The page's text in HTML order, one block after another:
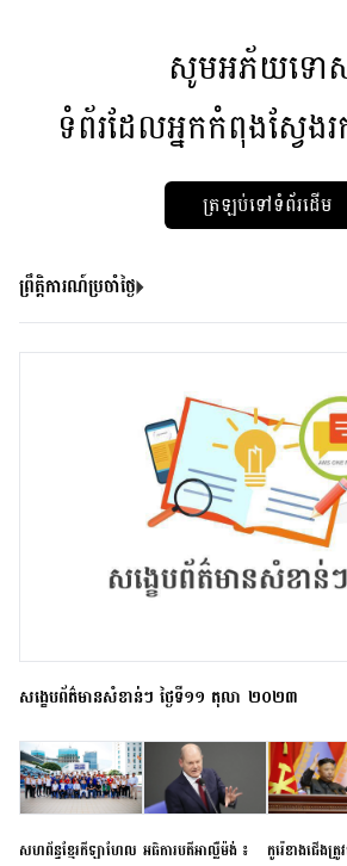
សូមអភ័យទោ
ទំព័រដែលអ្នកកំពុងស្វែង
ត្រឡប់ទៅទំព័រដើម
ព្រឹត្តិការណ៍ប្រចាំថ្ងៃ
សង្ខេបព័ត៌មានសំខាន់ៗ ថ្ងៃទី១១ តុលា ២០២៣
សហព័ន្ធខ្មែរកីឡាហែល អធិការបតីអាល្លឺម៉ង់ ៖
កូរ៉េខាងជើងត្រូ